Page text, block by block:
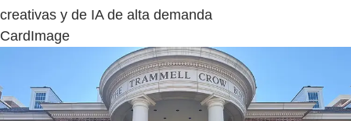
creativas y de IA de alta demanda
CardImage